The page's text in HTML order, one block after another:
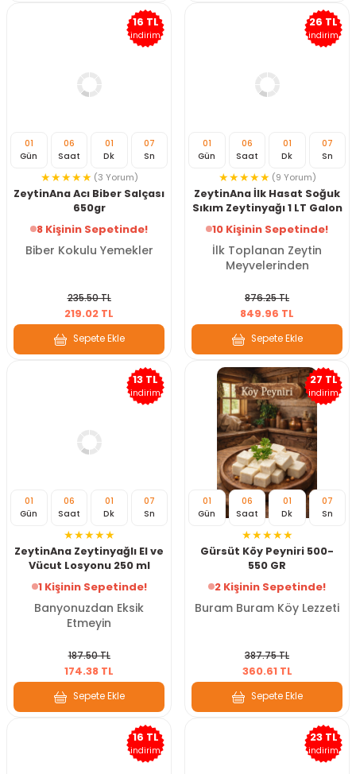
16 TL
indirim
01
Gün
06
Saat
01
Dk
07
Sn
(3 Yorum)
ZeytinAna Acı Biber Salçası
650gr
8 Kişinin Sepetinde!
Biber Kokulu Yemekler
235.50 TL
219.02 TL
Sepete Ekle
26 TL
indirim
01
Gün
06
Saat
01
Dk
07
Sn
(9 Yorum)
ZeytinAna İlk Hasat Soğuk
Sıkım Zeytinyağı 1 LT Galon
10 Kişinin Sepetinde!
İlk Toplanan Zeytin
Meyvelerinden
876.25 TL
849.96 TL
Sepete Ekle
13 TL
indirim
01
Gün
06
Saat
01
Dk
07
Sn
ZeytinAna Zeytinyağlı El ve
Vücut Losyonu 250 ml
1 Kişinin Sepetinde!
Banyonuzdan Eksik
Etmeyin
187.50 TL
174.38 TL
Sepete Ekle
27 TL
indirim
01
Gün
06
Saat
01
Dk
07
Sn
Gürsüt Köy Peyniri 500-
550 GR
2 Kişinin Sepetinde!
Buram Buram Köy Lezzeti
387.75 TL
360.61 TL
Sepete Ekle
16 TL
indirim
23 TL
indirim